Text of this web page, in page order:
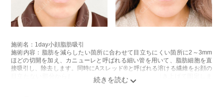
施術名：1day小顔脂肪吸引
施術内容：脂肪を減らしたい箇所に合わせて目立ちにくい箇所に2～3mm
ほどの切開を加え、カニューレと呼ばれる細い管を用いて、脂肪細胞を直
接吸引し、除去します。同時にAスレッド®と呼ばれる溶ける繊維をお顔の
目立たない部分から皮下へ挿入し、皮膚を内側から引き上げて固定しま